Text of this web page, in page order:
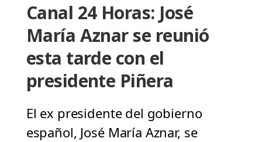
Canal 24 Horas: José
María Aznar se reunió
esta tarde con el
presidente Piñera
El ex presidente del gobierno
español, José María Aznar, se